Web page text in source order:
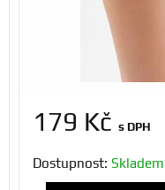
179 Kč s DPH
Dostupnost: Skladem